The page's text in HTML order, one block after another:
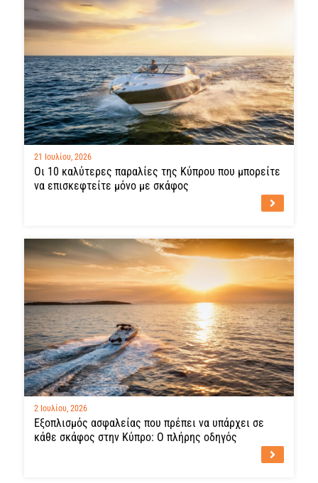
21 Ιουλίου, 2026
Οι 10 καλύτερες παραλίες της Κύπρου που μπορείτε
να επισκεφτείτε μόνο με σκάφος
2 Ιουλίου, 2026
Εξοπλισμός ασφαλείας που πρέπει να υπάρχει σε
κάθε σκάφος στην Κύπρο: Ο πλήρης οδηγός